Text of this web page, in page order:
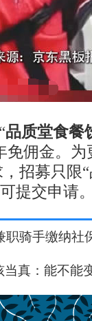
品质堂食餐
免佣金。
招募只限
提交申请
职骑手缴纳社
当真：能不能